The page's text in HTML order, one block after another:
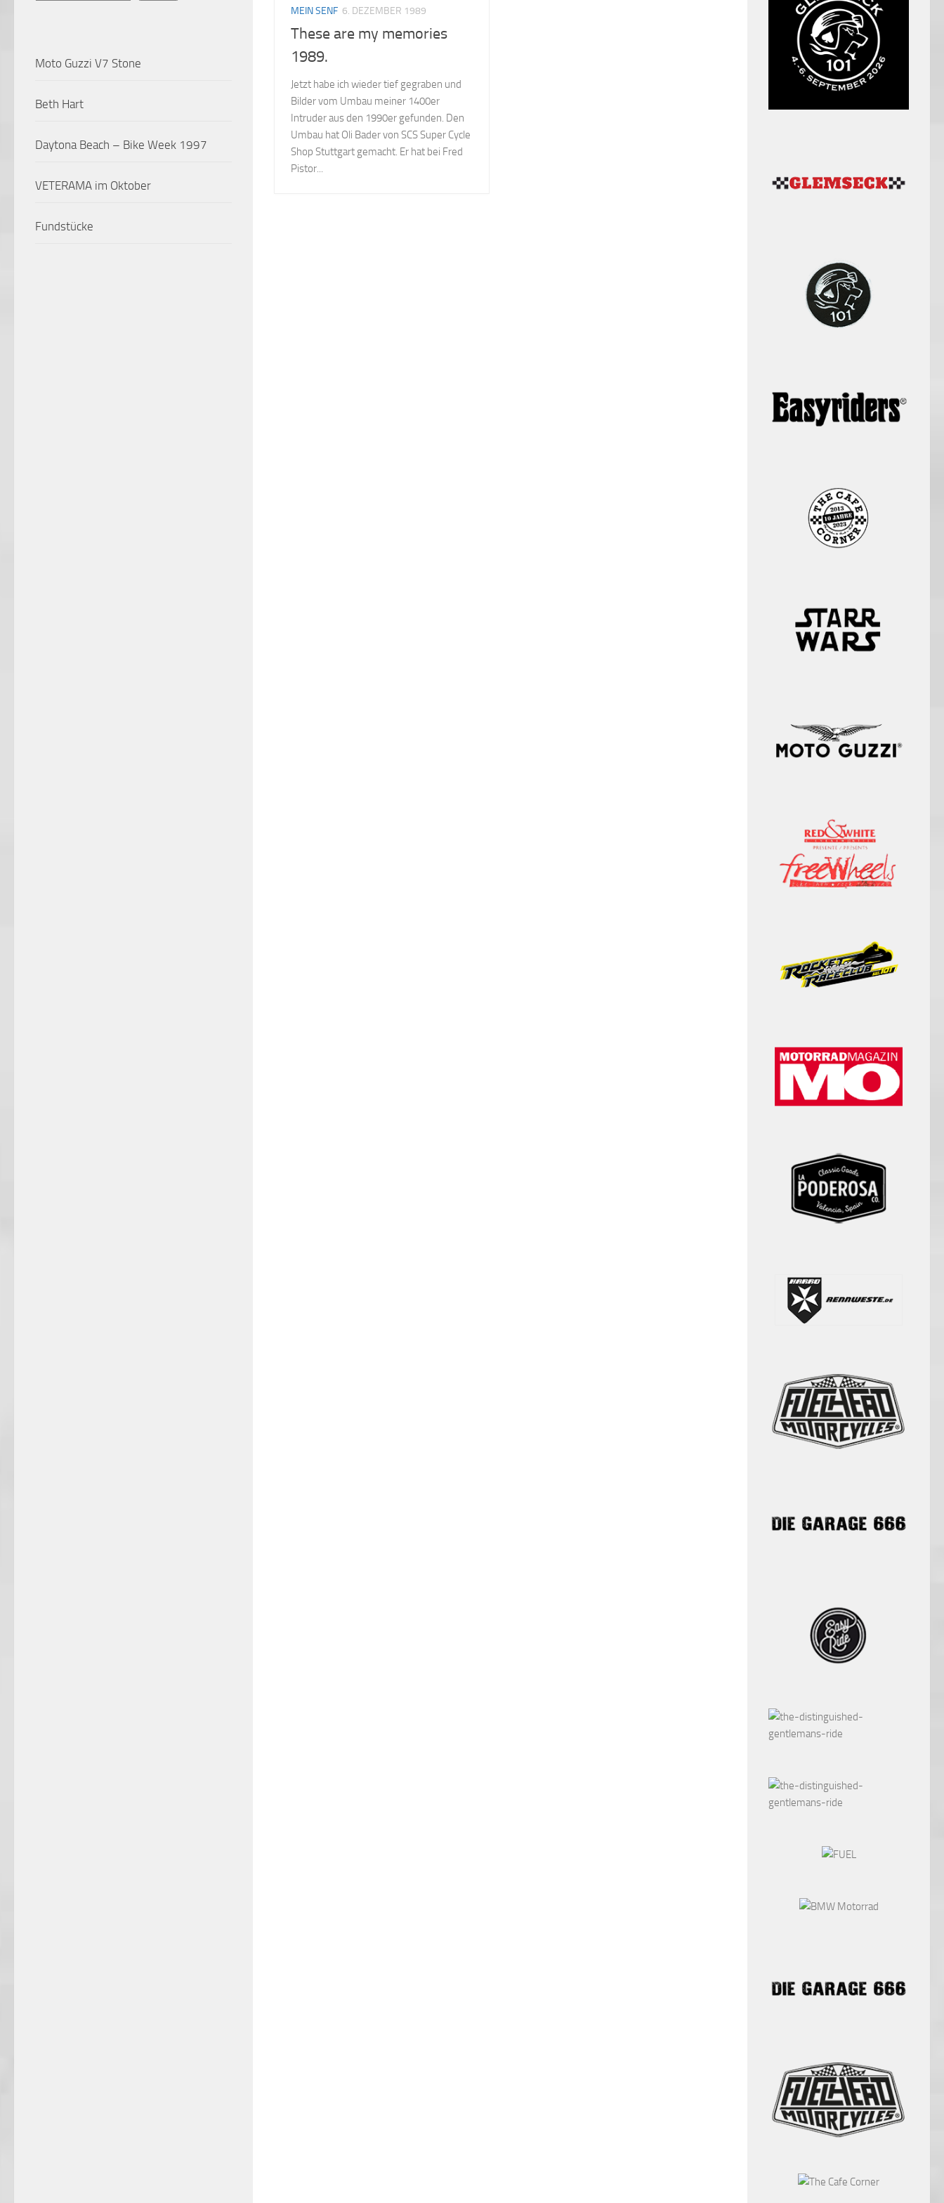
MEIN SENF 6. DEZEMBER 1989
These are my memories
1989.
Jetzt habe ich wieder tief gegraben und
Bilder vom Umbau meiner 1400er
Intruder aus den 1990er gefunden. Den
Umbau hat Oli Bader von SCS Super Cycle
Shop Stuttgart gemacht. Er hat bei Fred
Pistor...
Moto Guzzi V7 Stone
Beth Hart
Daytona Beach – Bike Week 1997
VETERAMA im Oktober
Fundstücke